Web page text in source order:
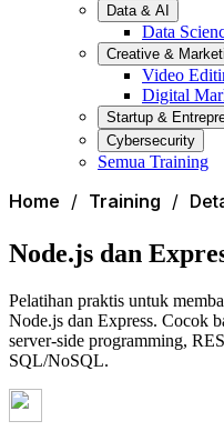
Data & AI
Data
Creative &
Video
Digital
Startup &
Cybersecurity
Semua Training
Home Training
Node.js dan
Pelatihan praktis untuk
Node.js dan Express. Cocok
server-side programming,
SQL/NoSQL.